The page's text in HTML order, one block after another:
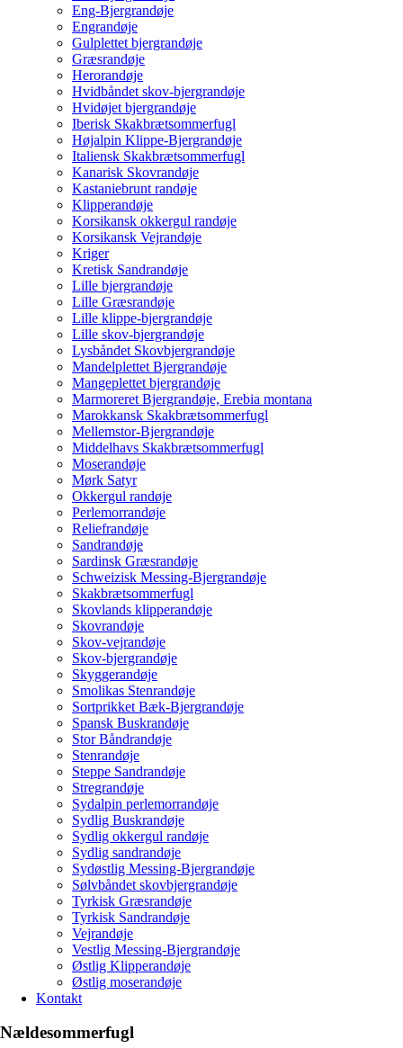
Eng-Bjergrandøje
Engrandøje
Gulplettet bjergrandøje
Græsrandøje
Herorandøje
Hvidbåndet skov-bjergrandøje
Hvidøjet bjergrandøje
Iberisk Skakbrætsommerfugl
Højalpin Klippe-Bjergrandøje
Italiensk Skakbrætsommerfugl
Kanarisk Skovrandøje
Kastaniebrunt randøje
Klipperandøje
Korsikansk okkergul randøje
Korsikansk Vejrandøje
Kriger
Kretisk Sandrandøje
Lille bjergrandøje
Lille Græsrandøje
Lille klippe-bjergrandøje
Lille skov-bjergrandøje
Lysbåndet Skovbjergrandøje
Mandelplettet Bjergrandøje
Mangeplettet bjergrandøje
Marmoreret Bjergrandøje, Erebia montana
Marokkansk Skakbrætsommerfugl
Mellemstor-Bjergrandøje
Middelhavs Skakbrætsommerfugl
Moserandøje
Mørk Satyr
Okkergul randøje
Perlemorrandøje
Reliefrandøje
Sandrandøje
Sardinsk Græsrandøje
Schweizisk Messing-Bjergrandøje
Skakbrætsommerfugl
Skovlands klipperandøje
Skovrandøje
Skov-vejrandøje
Skov-bjergrandøje
Skyggerandøje
Smolikas Stenrandøje
Sortprikket Bæk-Bjergrandøje
Spansk Buskrandøje
Stor Båndrandøje
Stenrandøje
Steppe Sandrandøje
Stregrandøje
Sydalpin perlemorrandøje
Sydlig Buskrandøje
Sydlig okkergul randøje
Sydlig sandrandøje
Sydøstlig Messing-Bjergrandøje
Sølvbåndet skovbjergrandøje
Tyrkisk Græsrandøje
Tyrkisk Sandrandøje
Vejrandøje
Vestlig Messing-Bjergrandøje
Østlig Klipperandøje
Østlig moserandøje
Kontakt
Nældesommerfugl